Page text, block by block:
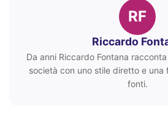
RF
Riccardo
Da anni Riccardo Fontana
società con uno stile diretto e una
fonti.